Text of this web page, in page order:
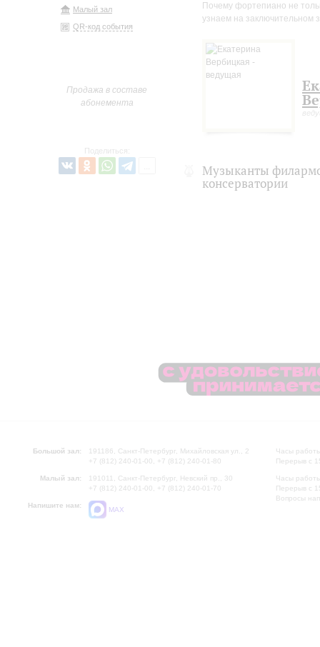
Малый зал
QR-код события
Продажа в составе
абонемента
Поделиться:
Почему фортепиано не
узнаем на заключительном
Музыканты
консерватории
Большой зал:
191186, Санкт-Петербург, Михайловская ул., 2
+7 (812) 240-01-00, +7 (812) 240-01-80
Малый зал:
191011, Санкт-Петербург, Невский пр., 30
+7 (812) 240-01-00, +7 (812) 240-01-70
Напишите нам:
MAX
Часы
Перерыв с
Часы
Перерыв с
Вопросы